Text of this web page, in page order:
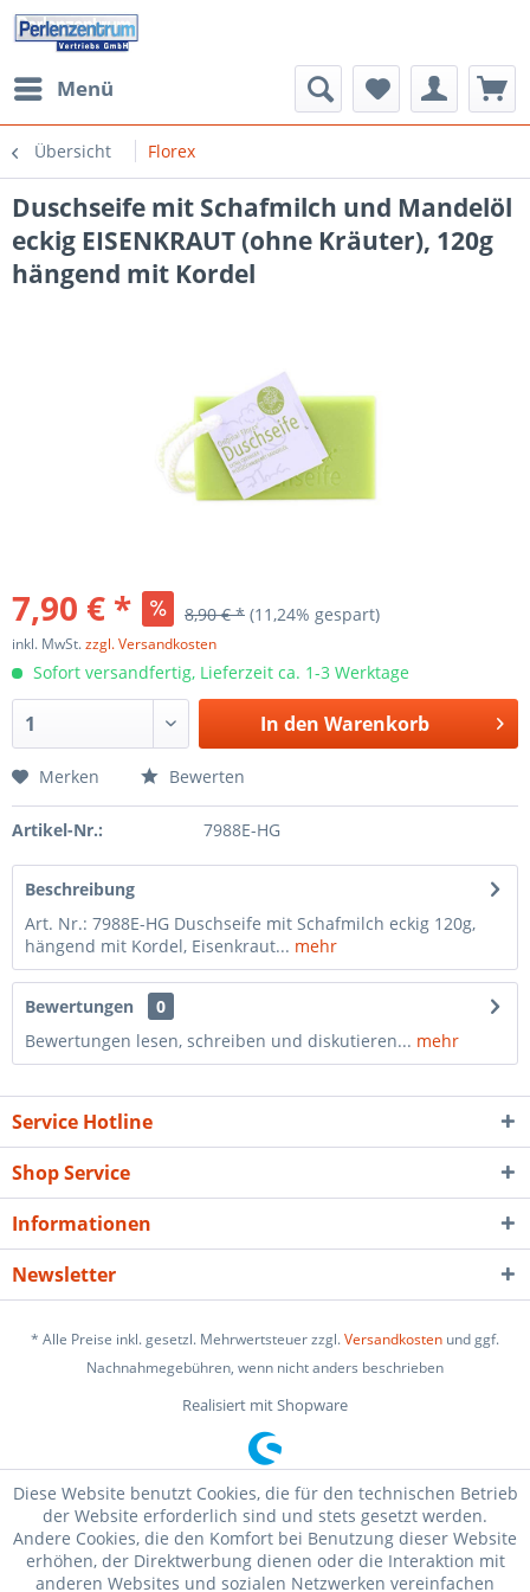
Menü
Übersicht Florex
Duschseife mit Schafmilch und Mandelöl
eckig EISENKRAUT (ohne Kräuter), 120g
hängend mit Kordel
7,90 € * 8,90 € * (11,24% gespart)
inkl. MwSt.zzgl. Versandkosten
Sofort versandfertig, Lieferzeit ca. 1-3 Werktage
In den Warenkorb
Merken Bewerten
Artikel-Nr.: 7988E-HG
Beschreibung
Art. Nr.: 7988E-HG Duschseife mit Schafmilch eckig 120g,
hängend mit Kordel, Eisenkraut... mehr
Bewertungen
0
Bewertungen lesen, schreiben und diskutieren... mehr
Service Hotline
Shop Service
Informationen
Newsletter
* Alle Preise inkl. gesetzl. Mehrwertsteuer zzgl.Versandkosten und ggf.
Nachnahmegebühren, wenn nicht anders beschrieben
Realisiert mit Shopware
Diese Website benutzt Cookies, die für den technischen Betrieb
der Website erforderlich sind und stets gesetzt werden.
Andere Cookies, die den Komfort bei Benutzung dieser Website
erhöhen, der Direktwerbung dienen oder die Interaktion mit
anderen Websites und sozialen Netzwerken vereinfachen